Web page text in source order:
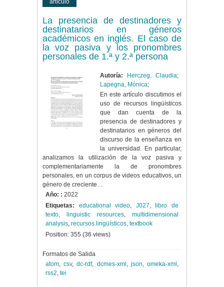
artículo
La presencia de destinadores y
destinatarios en géneros
académicos en inglés. El caso de
la voz pasiva y los pronombres
personales de 1.ª y 2.ª persona
Autoría: Herczeg, Claudia;
Lapegna, Mónica;
En este artículo discutimos el
uso de recursos lingüísticos
que dan cuenta de la
presencia de destinadores y
destinatarios en géneros del
discurso de la enseñanza en
la universidad. En particular,
analizamos la utilización de la voz pasiva y
complementariamente la de pronombres
personales, en un corpus de videos educativos, un
género de creciente…
Año: : 2022
Etiquetas:
educational video, J027,
libro de
texto, linguistic resources, multidimensional
analysis, recursos lingüísticos, textbook
Position: 355 (36 views)
Formatos de Salida
atom,csv,dc-rdf, dcmes-xml , json,omeka-xml ,
rss2, tei